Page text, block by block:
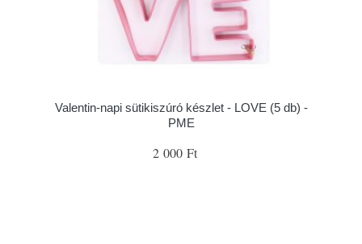
Valentin-napi sütikiszúró készlet - LOVE (5 db) -
PME
2 000 Ft